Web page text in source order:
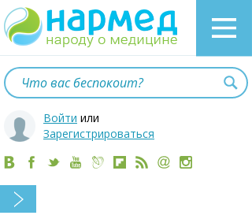
Войти или
Зарегистрироваться